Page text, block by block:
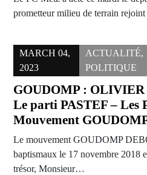
prometteur milieu de terrain
MARCH 04,
2023
ACTUALITÉ,
POLITIQUE
GOUDOMP :
Le parti PASTEF – Les
Mouvement
Le mouvement GOUDOMP
baptismaux le 17 novembre 2018
trésor, Monsieur…